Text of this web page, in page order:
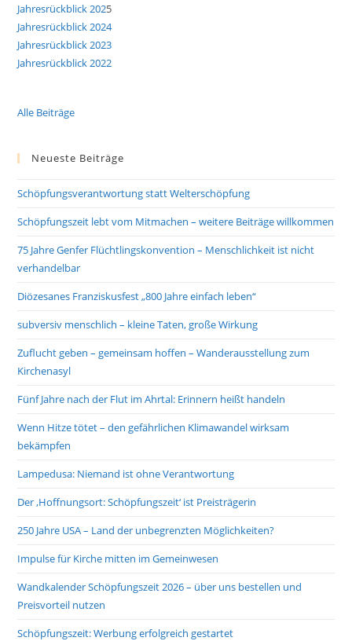
Jahresrückblick 2025
Jahresrückblick 2024
Jahresrückblick 2023
Jahresrückblick 2022
Alle Beiträge
Neueste Beiträge
Schöpfungsverantwortung statt Welterschöpfung
Schöpfungszeit lebt vom Mitmachen – weitere Beiträge willkommen
75 Jahre Genfer Flüchtlingskonvention – Menschlichkeit ist nicht
verhandelbar
Diözesanes Franziskusfest „800 Jahre einfach leben“
subversiv menschlich – kleine Taten, große Wirkung
Zuflucht geben – gemeinsam hoffen – Wanderausstellung zum
Kirchenasyl
Fünf Jahre nach der Flut im Ahrtal: Erinnern heißt handeln
Wenn Hitze tötet – den gefährlichen Klimawandel wirksam
bekämpfen
Lampedusa: Niemand ist ohne Verantwortung
Der ‚Hoffnungsort: Schöpfungszeit‘ ist Preisträgerin
250 Jahre USA – Land der unbegrenzten Möglichkeiten?
Impulse für Kirche mitten im Gemeinwesen
Wandkalender Schöpfungszeit 2026 – über uns bestellen und
Preisvorteil nutzen
Schöpfungszeit: Werbung erfolgreich gestartet